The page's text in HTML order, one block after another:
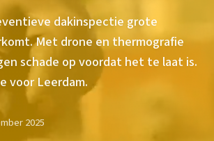
dakinspectie grote
Met drone en thermografie
schade op voordat het te laat is.
voor Leerdam.
2025